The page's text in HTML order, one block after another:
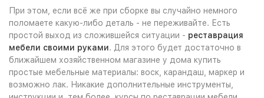
При этом, если всё же при сборке вы случайно немного
поломаете какую-либо деталь - не переживайте. Есть
простой выход из сложившейся ситуации - реставрация
мебели своими руками. Для этого будет достаточно в
ближайшем хозяйственном магазине у дома купить
простые мебельные материалы: воск, карандаш, маркер и
возможно лак. Никакие дополнительные инструменты,